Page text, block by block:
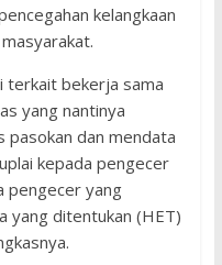
kelangkaan
terkait bekerja sama
yang nantinya
dan mendata
kepada pengecer
pengecer yang
yang ditentukan (HET)